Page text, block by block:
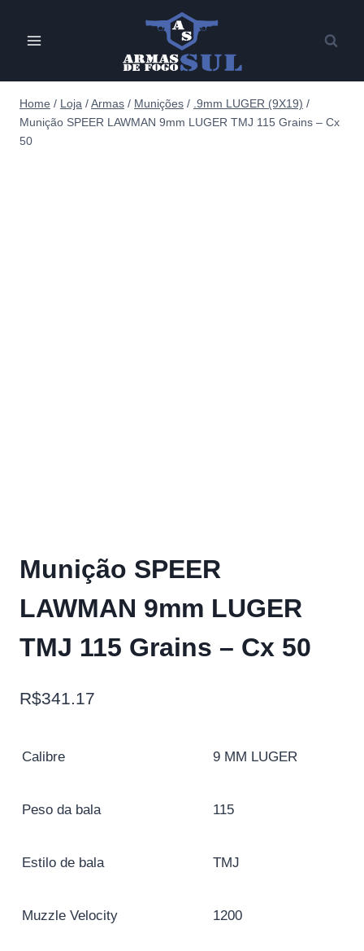
Home / Loja /Armas / Munições / .9mm LUGER (9X19) /
Munição SPEER LAWMAN 9mm LUGER TMJ 115 Grains – Cx
50
Munição SPEER
LAWMAN 9mm LUGER
TMJ 115 Grains – Cx 50
R$341.17
Calibre 9 MM LUGER
Peso da bala 115
Estilo de bala TMJ
Muzzle Velocity 1200